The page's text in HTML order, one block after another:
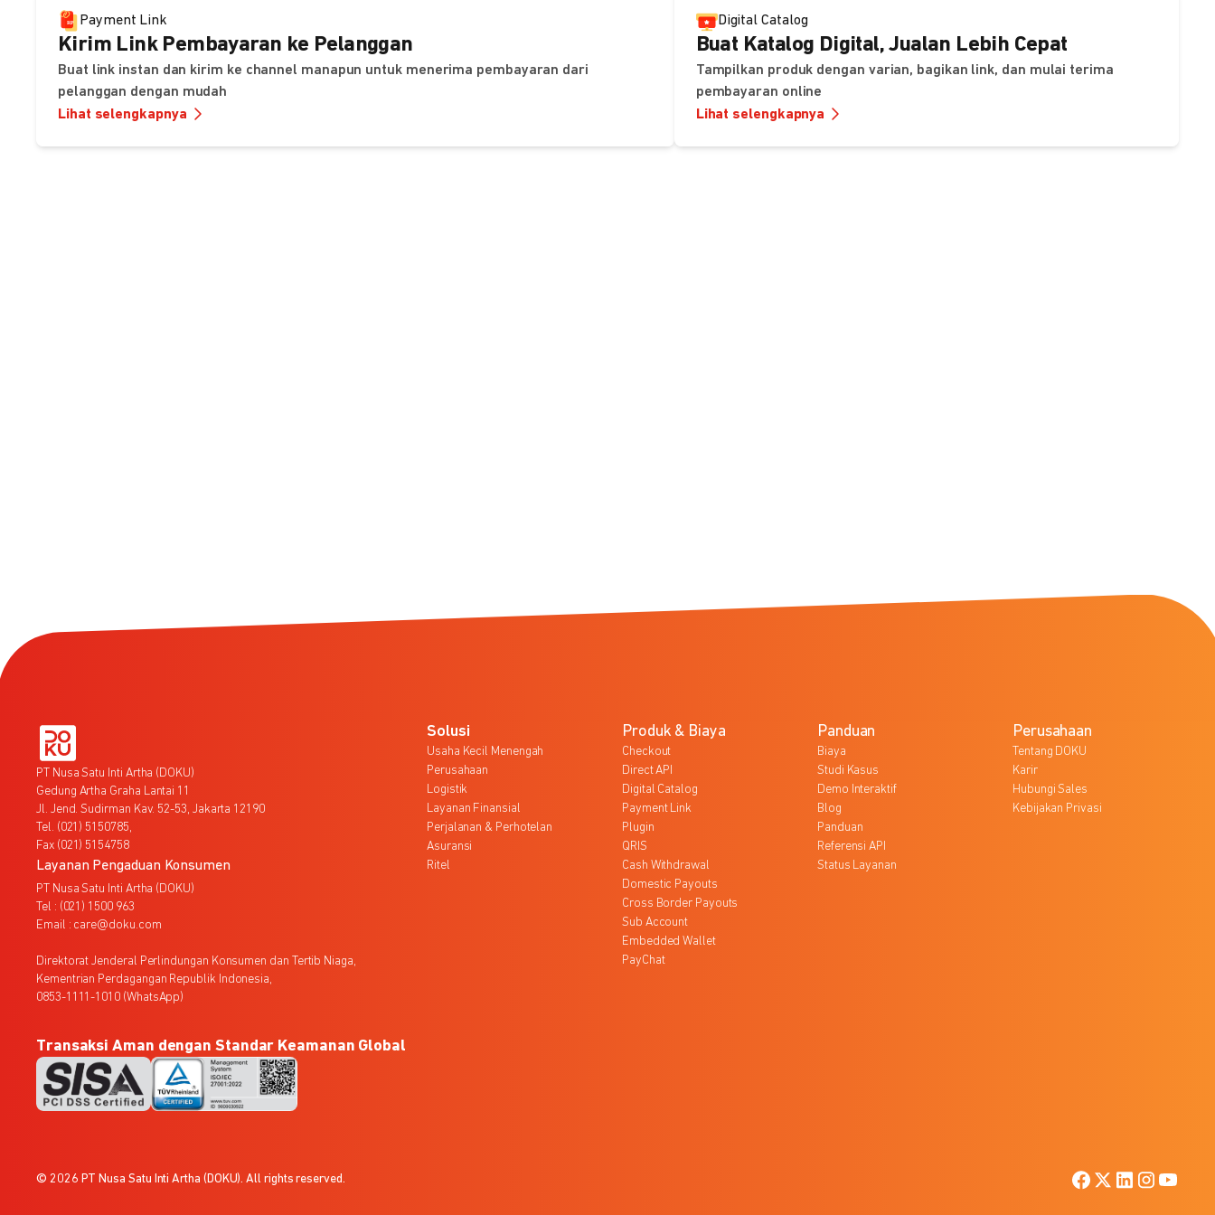
Payment Link
Kirim Link Pembayaran ke Pelanggan
Buat link instan dan kirim ke channel manapun untuk menerima pembayaran dari
pelanggan dengan mudah
Lihat selengkapnya
Digital Catalog
Buat Katalog Digital, Jualan Lebih Cepat
Tampilkan produk dengan varian, bagikan link, dan mulai terima
pembayaran online
Lihat selengkapnya
PT Nusa Satu Inti Artha (DOKU)
Gedung Artha Graha Lantai 11
Jl. Jend. Sudirman Kav. 52-53, Jakarta 12190
Tel. (021) 5150785,
Fax (021) 5154758
Layanan Pengaduan Konsumen
PT Nusa Satu Inti Artha (DOKU)
Tel : (021) 1500 963
Email : care@doku.com
Direktorat Jenderal Perlindungan Konsumen dan Tertib Niaga,
Kementrian Perdagangan Republik Indonesia,
0853-1111-1010 (WhatsApp)
Solusi
Usaha Kecil Menengah
Perusahaan
Logistik
Layanan Finansial
Perjalanan & Perhotelan
Asuransi
Ritel
Produk & Biaya
Checkout
Direct API
Digital Catalog
Payment Link
Plugin
QRIS
Cash Withdrawal
Domestic Payouts
Cross Border Payouts
Sub Account
Embedded Wallet
PayChat
Panduan
Biaya
Studi Kasus
Demo Interaktif
Blog
Panduan
Referensi API
Status Layanan
Perusahaan
Tentang DOKU
Karir
Hubungi Sales
Kebijakan Privasi
Transaksi Aman dengan Standar Keamanan Global
© 2026 PT Nusa Satu Inti Artha (DOKU). All rights reserved.